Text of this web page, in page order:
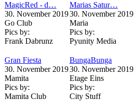
MagicRed - d…
30. November 2019
Go Club
Pics by:
Frank Dabrunz
Marias Satur…
30. November 2019
Maria
Pics by:
Pyunity Media
Gran Fiesta
30. November 2019
Mamita
Pics by:
Mamita Club
BungaBunga
30. November 2019
Etage Eins
Pics by:
City Stuff